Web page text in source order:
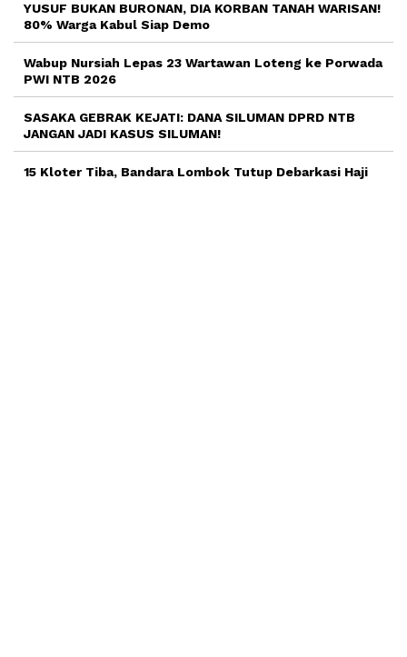
YUSUF BUKAN BURONAN, DIA KORBAN TANAH WARISAN!
80% Warga Kabul Siap Demo
Wabup Nursiah Lepas 23 Wartawan Loteng ke Porwada
PWI NTB 2026
SASAKA GEBRAK KEJATI: DANA SILUMAN DPRD NTB
JANGAN JADI KASUS SILUMAN!
15 Kloter Tiba, Bandara Lombok Tutup Debarkasi Haji